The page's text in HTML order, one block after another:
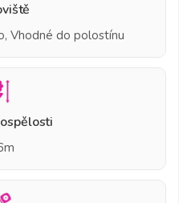
Vhodné do polostínu